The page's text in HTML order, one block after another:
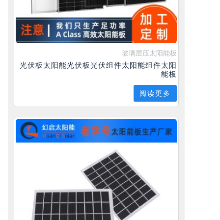
玻璃层压太阳能板
光伏板太阳能光伏板光伏组件太阳能组件太阳
能板
阅读更多